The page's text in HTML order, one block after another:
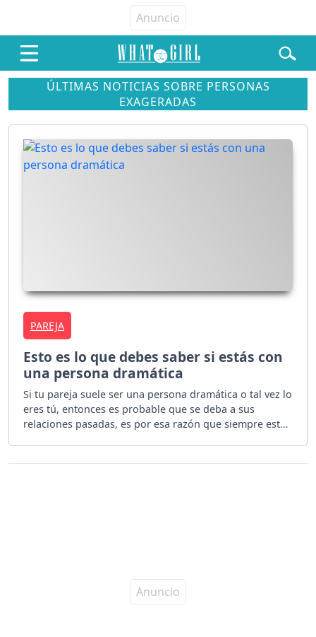
ÚLTIMAS NOTICIAS SOBRE PERSONAS
EXAGERADAS
PAREJA
Esto es lo que debes saber si estás con
una persona dramática
Si tu pareja suele ser una persona dramática o tal vez lo
eres tú, entonces es probable que se deba a sus
relaciones pasadas, es por esa razón que siempre están